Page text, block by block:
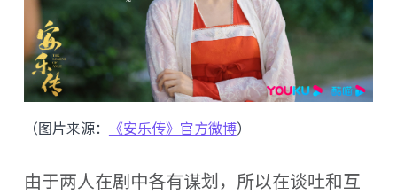
（图片来源： 《安乐传》官方微博）
由于两人在剧中各有谋划，所以在谈吐和互